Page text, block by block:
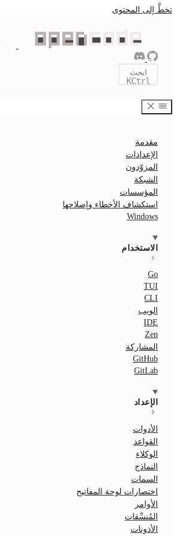
تخطَّ إلى المحتوى
ابحث
Ctrl
K
مقدمة
الإعدادات
المزوّدون
الشبكة
المؤسسات
استكشاف الأخطاء وإصلاحها
Windows
الاستخدام
Go
TUI
CLI
الويب
IDE
Zen
المشاركة
GitHub
GitLab
الإعداد
الأدوات
القواعد
الوكلاء
النماذج
السمات
اختصارات لوحة المفاتيح
الأوامر
المُنسِّقات
الأذونات